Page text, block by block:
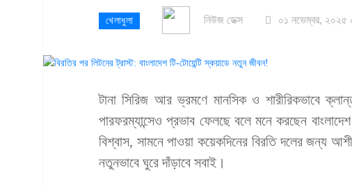
খেলাধুলা নিউজ ডেক্স ০১ নভেম্বর, ২০২৫
টানা সিরিজ আর ভ্রমণে মানসিক ও শারীরিকভাবে
পারফরম্যান্সেও প্রভাব ফেলছে বলে মনে করছেন
বিশ্বাস, সামনে পাওয়া কয়েকদিনের বিরতি দলের জন্য
নতুনভাবে ঘুরে দাঁড়াবে সবাই।